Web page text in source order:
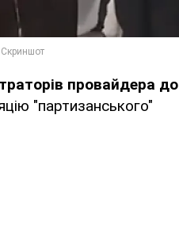
провайдера до
"партизанського"